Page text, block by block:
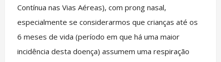
Contínua nas Vias Aéreas), com prong nasal,
especialmente se considerarmos que crianças até os
6 meses de vida (período em que há uma maior
incidência desta doença) assumem uma respiração